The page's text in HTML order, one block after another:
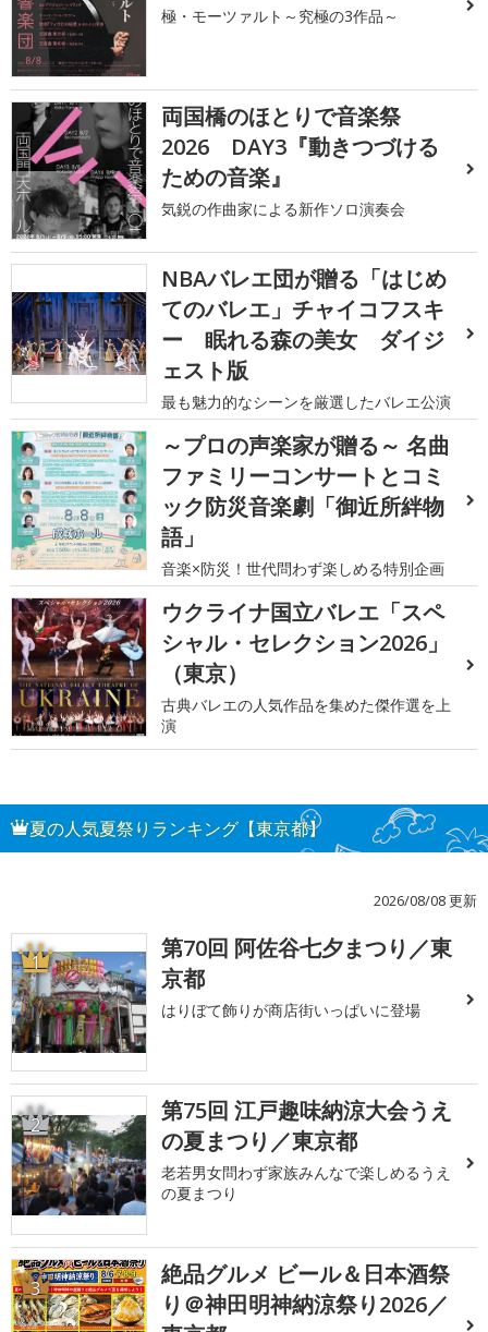
極・モーツァルト～究極の3作品～
両国橋のほとりで音楽祭
2026 DAY3『動きつづける
ための音楽』
気鋭の作曲家による新作ソロ演奏会
NBAバレエ団が贈る「はじめ
てのバレエ」チャイコフスキ
ー 眠れる森の美女 ダイジ
ェスト版
最も魅力的なシーンを厳選したバレエ公演
～プロの声楽家が贈る～ 名曲
ファミリーコンサートとコミ
ック防災音楽劇「御近所絆物
語」
音楽×防災！世代問わず楽しめる特別企画
ウクライナ国立バレエ「スペ
シャル・セレクション2026」
（東京）
古典バレエの人気作品を集めた傑作選を上
演
夏の人気夏祭りランキング【東京都】
2026/08/08 更新
1
第70回 阿佐谷七夕まつり／東
京都
はりぼて飾りが商店街いっぱいに登場
2
第75回 江戸趣味納涼大会うえ
の夏まつり／東京都
老若男女問わず家族みんなで楽しめるうえ
の夏まつり
3
絶品グルメ ビール＆日本酒祭
り＠神田明神納涼祭り2026／